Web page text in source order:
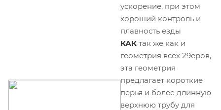
ускорение, при этом
хороший контроль и
плавность езды
КАК так же как и
геометрия всех 29еров,
эта геометрия
предлагает короткие
перья и более длинную
верхнюю трубу для